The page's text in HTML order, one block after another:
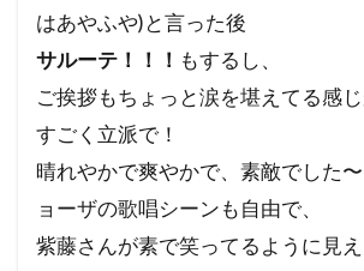
はあやふや)と言った後
サルーテ！！！ もするし、
ご挨拶もちょっと涙を堪えてる感
すごく立派で！
晴れやかで爽やかで、素敵でした
ョーザの歌唱シーンも自由で、
紫藤さんが素で笑ってるように見